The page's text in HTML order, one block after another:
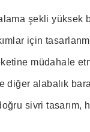
şekli yüksek
için
müdahale
diğer alabalık
sivri tasarım,